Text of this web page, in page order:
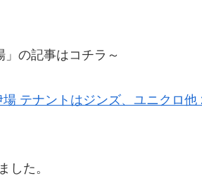
の記事はコチラ～
テナントはジンズ、ユニクロ
した。